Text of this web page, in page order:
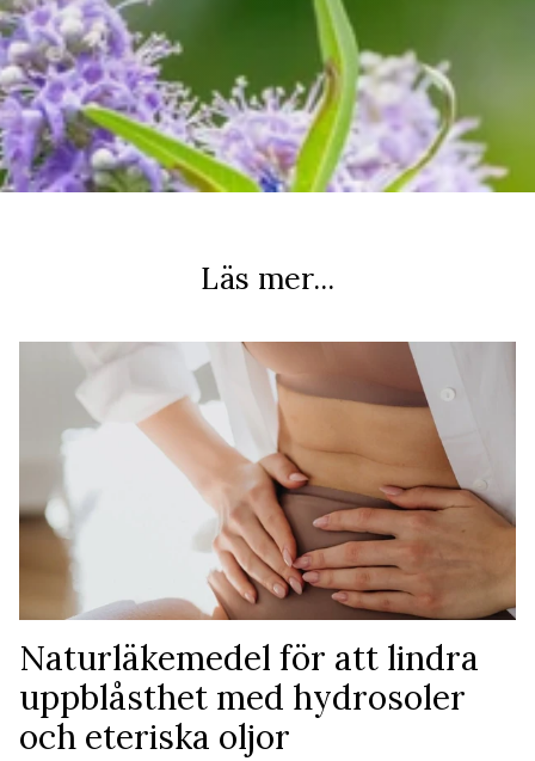
Läs mer...
Naturläkemedel för att lindra
uppblåsthet med hydrosoler
och eteriska oljor